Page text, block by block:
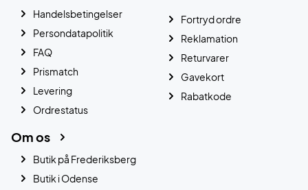
Handelsbetingelser
Persondatapolitik
FAQ
Prismatch
Levering
Ordrestatus
Fortryd ordre
Reklamation
Returvarer
Gavekort
Rabatkode
Om os
Butik på Frederiksberg
Butik i Odense